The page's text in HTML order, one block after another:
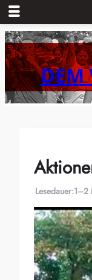
Zum
Inhalt
springenDEM
Lesedauer:1–2